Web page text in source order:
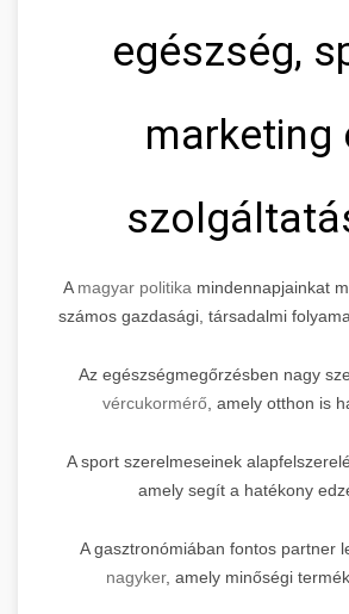
egészség,
marketing
A magyar politika mindennapjainkat
számos gazdasági, társadalmi
Az egészségmegőrzésben nagy
vércukormérő, amely otthon is
A sport szerelmeseinek
amely segít a hatékony
A gasztronómiában fontos partner
nagyker, amely minőségi